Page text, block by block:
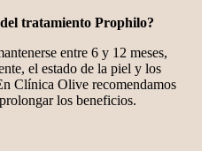
tratamiento Prophilo?
entre 6 y 12 meses,
el estado de la piel y los
Clínica Olive recomendamos
los beneficios.